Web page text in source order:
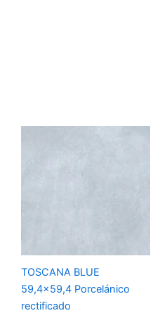
TOSCANA BLUE
59,4×59,4 Porcelánico
rectificado